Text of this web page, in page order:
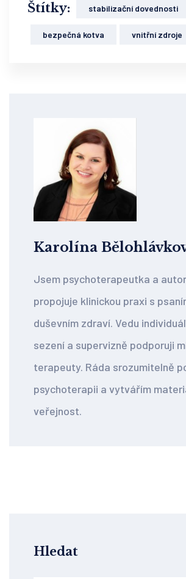
Štítky: stabilizační dovednosti
bezpečná kotva vnitřní zdroje
Karolína
Jsem psychoterapeutka a
propojuje klinickou praxi s
duševním zdraví. Vedu
sezení a supervizně podporuji
terapeuty. Ráda srozumitelně
psychoterapii a vytvářím
veřejnost.
Hledat